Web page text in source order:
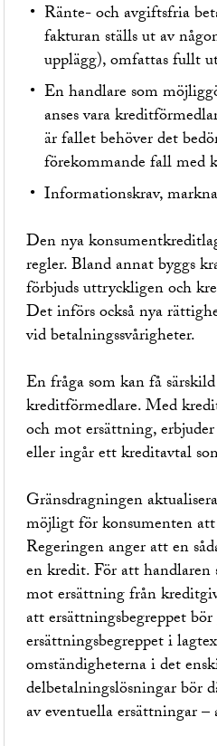
Ränte- och avgiftsfria
fakturan ställs ut av
upplägg), omfattas fullt
En handlare som
anses vara
är fallet behöver det
förekommande fall med
Informationskrav,
Den nya
regler. Bland annat byggs
förbjuds uttryckligen och
Det införs också nya
vid betalningssvårigheter.
En fråga som kan få
kreditförmedlare. Med
och mot ersättning,
eller ingår ett kreditavtal
Gränsdragningen
möjligt för konsumenten
Regeringen anger att en
en kredit. För att handlaren
mot ersättning från
att ersättningsbegreppet
ersättningsbegreppet i
omständigheterna i det
delbetalningslösningar bör
av eventuella ersättningar